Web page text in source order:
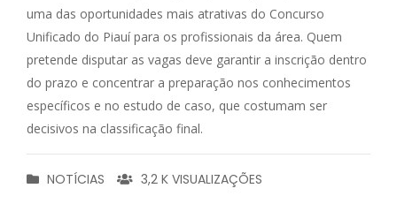
uma das oportunidades mais atrativas do Concurso
Unificado do Piauí para os profissionais da área. Quem
pretende disputar as vagas deve garantir a inscrição dentro
do prazo e concentrar a preparação nos conhecimentos
específicos e no estudo de caso, que costumam ser
decisivos na classificação final.
NOTÍCIAS 3,2 K VISUALIZAÇÕES